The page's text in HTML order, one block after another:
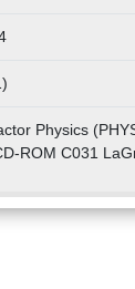
Physics
ROM C031